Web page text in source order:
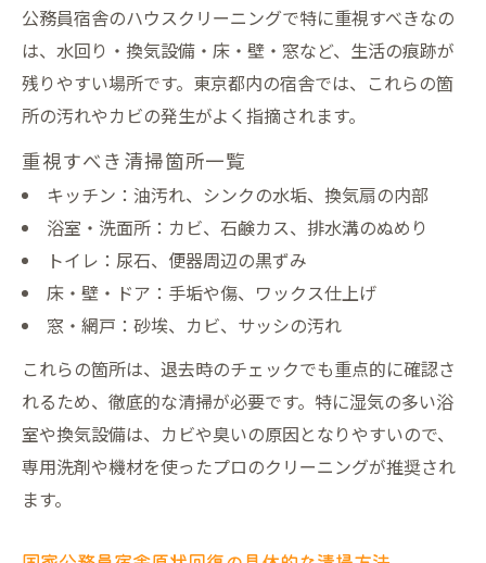
トラブルを防ぐためのチェックポイント総
まとめ
原状回復業者選びで失敗しない秘訣
ハウスクリーニング業者選びの失敗例と回
避策
公務員宿舎原状回復業者の選定ポイント公
開
自衛隊官舎の信頼できるハウスクリーニン
グ探し方
見積もり比較で分かる業者選びの極意
原状回復に強い業者の特徴と選び方ガイド
公務員宿舎のハウスクリーニングで特に重視すべきなの
は、水回り・換気設備・床・壁・窓など、生活の痕跡が
残りやすい場所です。東京都内の宿舎では、これらの箇
所の汚れやカビの発生がよく指摘されます。
重視すべき清掃箇所一覧
キッチン：油汚れ、シンクの水垢、換気扇の内部
浴室・洗面所：カビ、石鹸カス、排水溝のぬめり
トイレ：尿石、便器周辺の黒ずみ
床・壁・ドア：手垢や傷、ワックス仕上げ
窓・網戸：砂埃、カビ、サッシの汚れ
これらの箇所は、退去時のチェックでも重点的に確認さ
れるため、徹底的な清掃が必要です。特に湿気の多い浴
室や換気設備は、カビや臭いの原因となりやすいので、
専用洗剤や機材を使ったプロのクリーニングが推奨され
ます。